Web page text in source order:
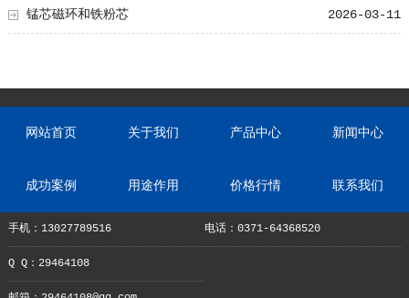
2026-03-11
锰芯磁环和铁粉芯
网站首页 关于我们 产品中心 新闻中心
成功案例 用途作用 价格行情 联系我们
手机：13027789516 电话：0371-64368520
Q Q：29464108